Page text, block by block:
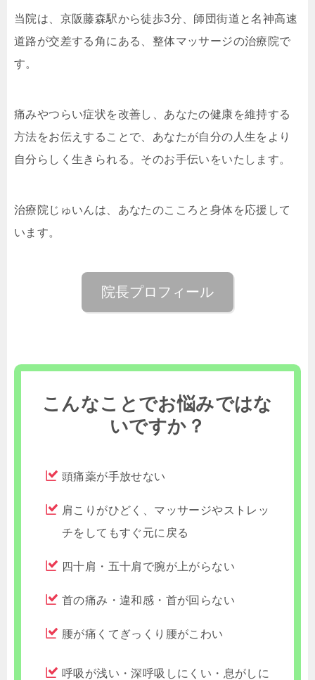
当院は、京阪藤森駅から徒歩3分、師団街道と名神高速
道路が交差する角にある、整体マッサージの治療院で
す。
痛みやつらい症状を改善し、あなたの健康を維持する
方法をお伝えすることで、あなたが自分の人生をより
自分らしく生きられる。そのお手伝いをいたします。
治療院じゅいんは、あなたのこころと身体を応援して
います。
院長プロフィール
こんなことでお悩みではな
いですか？
頭痛薬が手放せない
肩こりがひどく、マッサージやストレッ
チをしてもすぐ元に戻る
四十肩・五十肩で腕が上がらない
首の痛み・違和感・首が回らない
腰が痛くてぎっくり腰がこわい
呼吸が浅い・深呼吸しにくい・息がしに